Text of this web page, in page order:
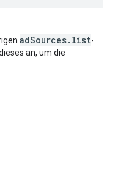
adSources.list-
an, um die